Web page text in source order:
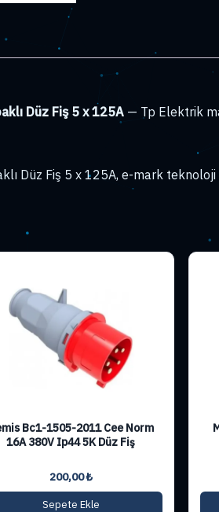
Düz Fiş 5 x 125A — Tp Elektrik
Düz Fiş 5 x 125A, e-mark
Bc1-1505-2011 Cee Norm
16A 380V Ip44 5K Düz Fiş
200,00₺
Sepete Ekle